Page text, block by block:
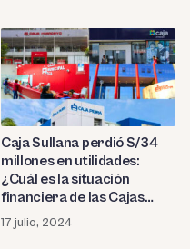
Caja Sullana perdió S/34
millones en utilidades:
¿Cuál es la situación
financiera de las Cajas
Municipales?
17 julio, 2024